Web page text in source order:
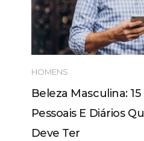
HOMENS
Beleza Masculina:
Pessoais E Diários
Deve Ter